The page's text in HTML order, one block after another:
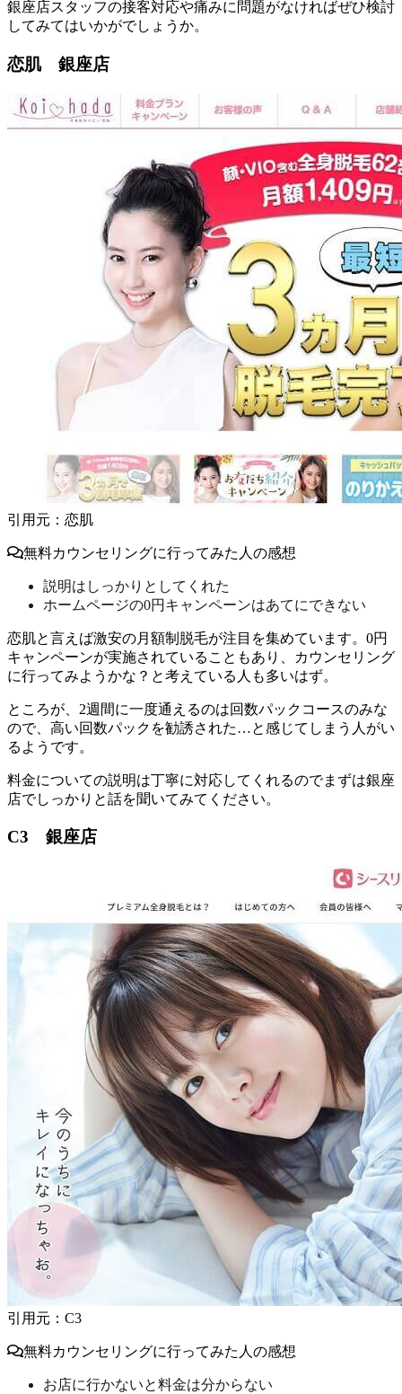
銀座店スタッフの接客対応や痛みに問題がなければぜひ検討
してみてはいかがでしょうか。
恋肌 銀座店
引用元：恋肌
無料カウンセリングに行ってみた人の感想
説明はしっかりとしてくれた
ホームページの0円キャンペーンはあてにできない
恋肌と言えば激安の月額制脱毛が注目を集めています。0円
キャンペーンが実施されていることもあり、カウンセリング
に行ってみようかな？と考えている人も多いはず。
ところが、 2週間に一度通えるのは回数パックコースのみな
ので、高い回数パックを勧誘された…と感じてしまう人がい
るよう です。
料金についての説明は丁寧に対応してくれるのでまずは銀座
店でしっかりと話を聞いてみてください。
C3 銀座店
引用元：C3
無料カウンセリングに行ってみた人の感想
お店に行かないと料金は分からない